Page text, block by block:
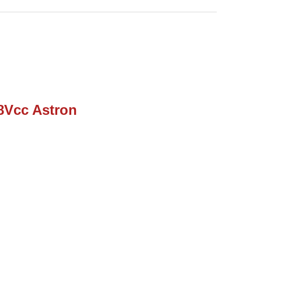
Astron